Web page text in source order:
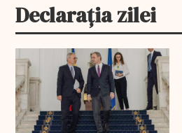
Declarația zilei